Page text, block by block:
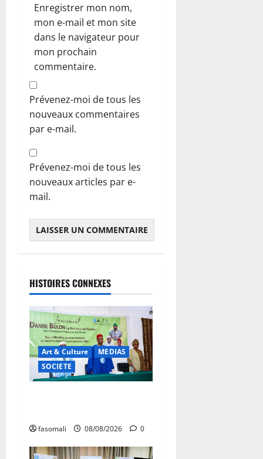
Enregistrer mon nom,
mon e-mail et mon site
dans le navigateur pour
mon prochain
commentaire.
Prévenez-moi de tous les
nouveaux commentaires
par e-mail.
Prévenez-moi de tous les
nouveaux articles par e-
mail.
HISTOIRES CONNEXES
Art & Culture
MEDIAS
SOCIETE
fasomali 08/08/2026 0